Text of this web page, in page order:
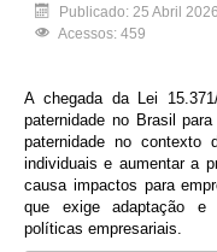
Publicado: 25 Abril 2026
Acessos: 459
A chegada da Lei
paternidade no Brasil
paternidade no contexto
individuais e aumentar a
causa impactos para
que exige adaptação e
políticas empresariais.